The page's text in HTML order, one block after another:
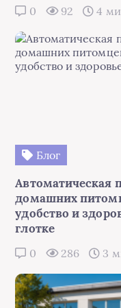
0 92 4
Блог
Автоматическая
домашних
удобство и
глотке
0 286 3